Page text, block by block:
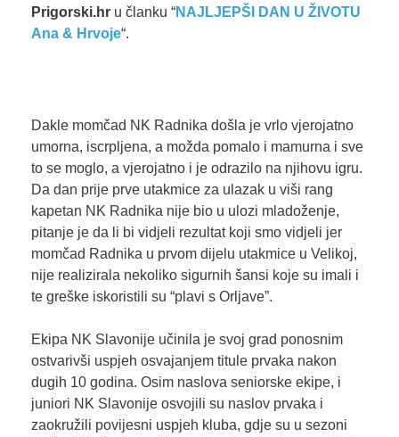
Prigorski.hr u članku “NAJLJEPŠI DAN U ŽIVOTU
Ana & Hrvoje“.
Dakle momčad NK Radnika došla je vrlo vjerojatno
umorna, iscrpljena, a možda pomalo i mamurna i sve
to se moglo, a vjerojatno i je odrazilo na njihovu igru.
Da dan prije prve utakmice za ulazak u viši rang
kapetan NK Radnika nije bio u ulozi mladoženje,
pitanje je da li bi vidjeli rezultat koji smo vidjeli jer
momčad Radnika u prvom dijelu utakmice u Velikoj,
nije realizirala nekoliko sigurnih šansi koje su imali i
te greške iskoristili su “plavi s Orljave”.
Ekipa NK Slavonije učinila je svoj grad ponosnim
ostvarivši uspjeh osvajanjem titule prvaka nakon
dugih 10 godina. Osim naslova seniorske ekipe, i
juniori NK Slavonije osvojili su naslov prvaka i
zaokružili povijesni uspjeh kluba, gdje su u sezoni